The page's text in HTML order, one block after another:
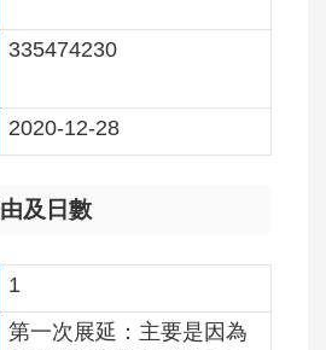
335474230
2020-12-28
及日數
1
第一次展延：主要是因為